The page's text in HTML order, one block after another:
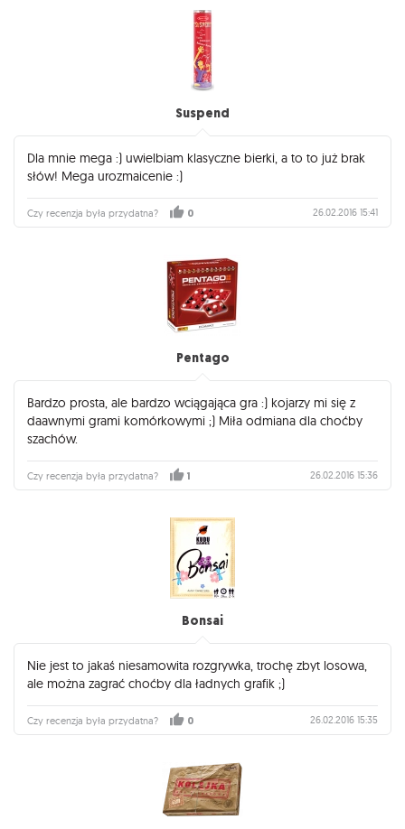
Suspend
Dla mnie mega :) uwielbiam klasyczne bierki, a to to już brak
słów! Mega urozmaicenie :)
Czy recenzja była przydatna? 0 26.02.2016 15:41
Pentago
Bardzo prosta, ale bardzo wciągająca gra :) kojarzy mi się z
daawnymi grami komórkowymi ;) Miła odmiana dla choćby
szachów.
Czy recenzja była przydatna? 1 26.02.2016 15:36
Bonsai
Nie jest to jakaś niesamowita rozgrywka, trochę zbyt losowa,
ale można zagrać choćby dla ładnych grafik ;)
Czy recenzja była przydatna? 0 26.02.2016 15:35